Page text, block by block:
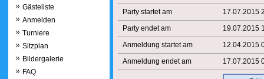
Party startet am
17.07.2015
Party endet am
19.07.2015
Anmeldung startet am
12.04.2015
Anmeldung endet am
17.07.2015
Gästeliste
Anmelden
Turniere
Sitzplan
Bildergalerie
FAQ